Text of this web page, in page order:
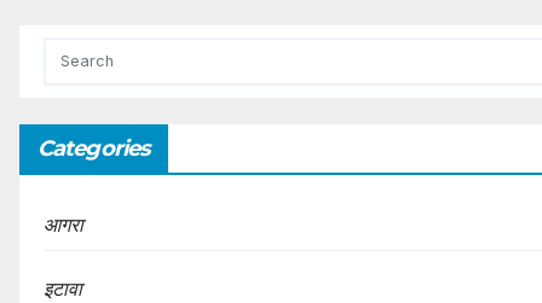
Categories
आगरा
इटावा